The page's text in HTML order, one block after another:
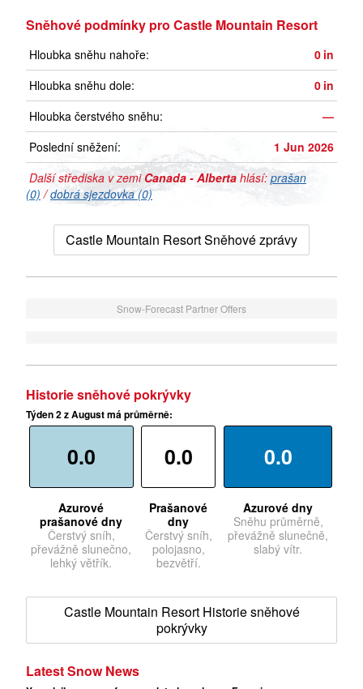
Sněhové podmínky pro Castle Mountain Resort
Hloubka sněhu nahoře: 0 in
Hloubka sněhu dole:
0 in
Hloubka čerstvého sněhu:
—
Poslední sněžení:
1 Jun 2026
Další střediska v zemi Canada - Alberta hlásí: prašan
(0) /dobrá sjezdovka (0)
Castle Mountain Resort Sněhové zprávy
Snow-Forecast Partner Offers
Historie sněhové pokrývky
Týden 2 z August má průměrně:
0.0
Azurové
prašanové dny
Čerstvý sníh,
převážně slunečno,
lehký větřík.
0.0
Prašanové
dny
Čerstvý sníh,
polojasno,
bezvětří.
0.0
Azurové dny
Sněhu průměrně,
převážně slunečně,
slabý vítr.
Castle Mountain Resort Historie sněhové
pokrývky